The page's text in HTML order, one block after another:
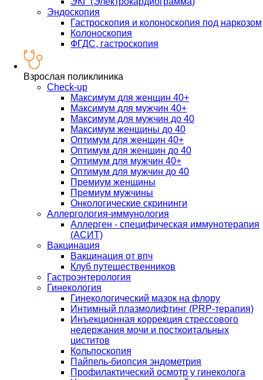
Эндоскопия
Гастроскопия и колоноскопия под наркозом
Колоноскопия
ФГДС, гастроскопия
Взрослая поликлиника
Check-up
Максимум для женщин 40+
Максимум для мужчин 40+
Максимум для мужчин до 40
Максимум женщины до 40
Оптимум для женщин 40+
Оптимум для женщин до 40
Оптимум для мужчин 40+
Оптимум для мужчин до 40
Премиум женщины
Премиум мужчины
Онкологические скрининги
Аллергология-иммунология
Аллерген - специфическая иммунотерапия
(АСИТ)
Вакцинация
Вакцинация от впч
Клуб путешественников
Гастроэнтерология
Гинекология
Гинекологический мазок на флору
Интимный плазмолифтинг (PRP-терапия)
Инъекционная коррекция стрессового
недержания мочи и посткоитальных
циститов
Кольпоскопия
Пайпель-биопсия эндометрия
Профилактический осмотр у гинеколога